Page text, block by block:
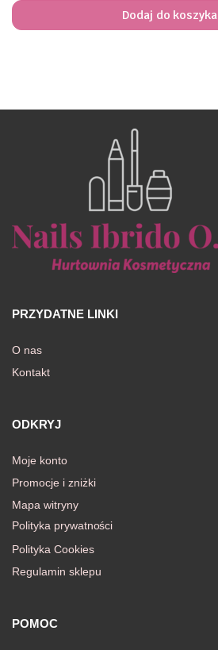
Dodaj do koszyka
PRZYDATNE LINKI
O nas
Kontakt
ODKRYJ
Moje konto
Promocje i zniżki
Mapa witryny
Polityka prywatności
Polityka Cookies
Regulamin sklepu
POMOC